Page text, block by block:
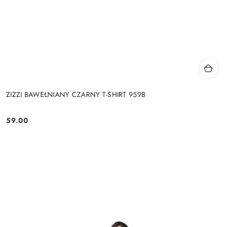
ZIZZI BAWEŁNIANY CZARNY T-SHIRT 959B
Cena:
59.00